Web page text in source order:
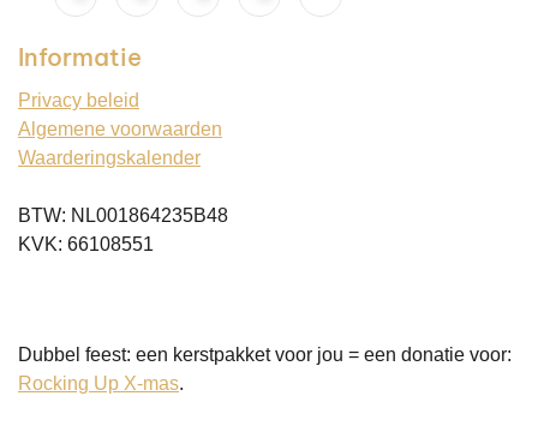
Informatie
Privacy beleid
Algemene voorwaarden
Waarderingskalender
BTW: NL001864235B48
KVK: 66108551
Dubbel feest: een kerstpakket voor jou = een donatie voor:
Rocking Up X-mas.